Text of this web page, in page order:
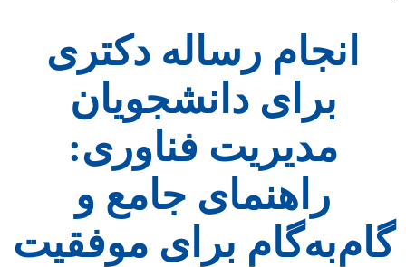
انجام رساله دکتری
برای دانشجویان
مدیریت فناوری:
راهنمای جامع و
گام‌به‌گام برای موفقیت